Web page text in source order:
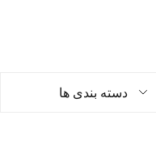
دسته بندی ها